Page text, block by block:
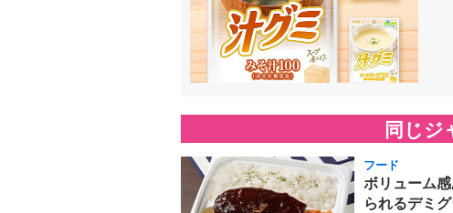
同じジ
フード
ボリューム
られるデミ